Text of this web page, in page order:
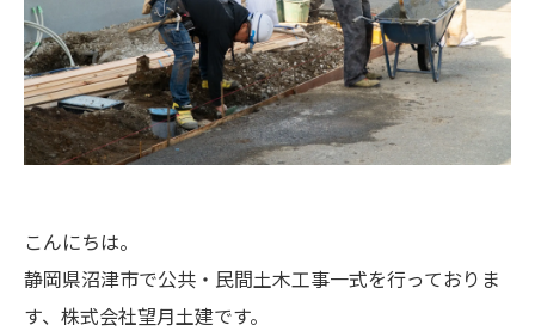
こんにちは。
静岡県沼津市で公共・民間土木工事一式を行っておりま
す、株式会社望月土建です。